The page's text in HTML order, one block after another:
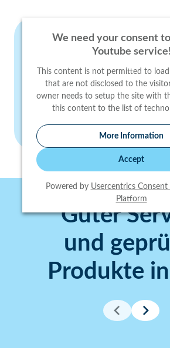
We need your consent
Youtube service!
This content is not permitted to
that are not disclosed to the
owner needs to setup the site with
this content to the list of
More Information
Accept
Powered by Usercentrics
Platform
Guter
und
Produkte